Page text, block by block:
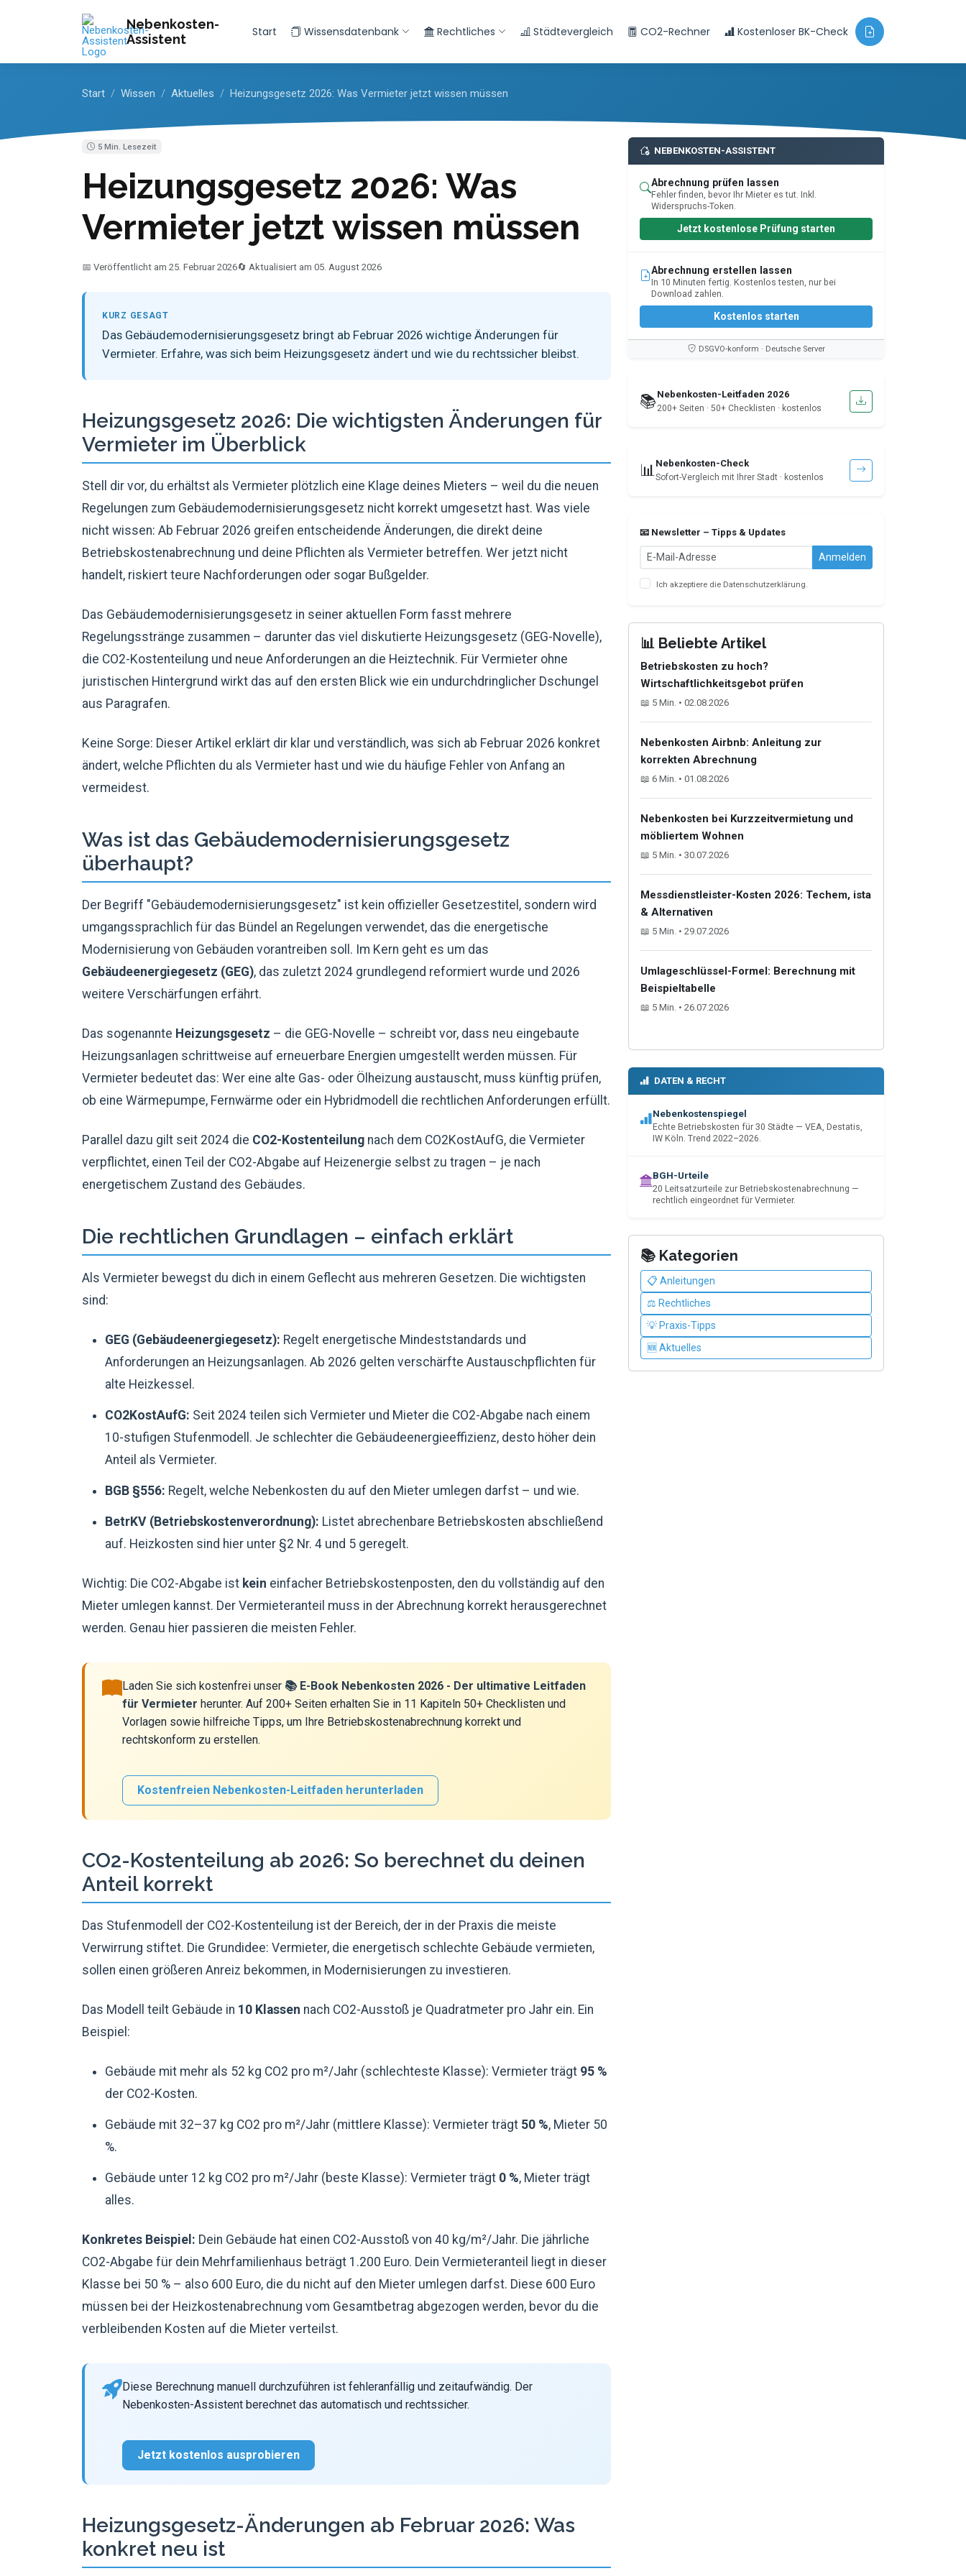
Nebenkosten-
Assistent
Start Wissensdatenbank Rechtliches Städtevergleich CO2-Rechner Kostenloser BK-Check
Start Wissen Aktuelles Heizungsgesetz 2026: Was Vermieter jetzt wissen müssen
5 Min. Lesezeit
Heizungsgesetz 2026: Was
Vermieter jetzt wissen müssen
📅 Veröffentlicht am 25. Februar 2026🔄 Aktualisiert am 05. August 2026
KURZ GESAGT
Das Gebäudemodernisierungsgesetz bringt ab Februar 2026 wichtige Änderungen für
Vermieter. Erfahre, was sich beim Heizungsgesetz ändert und wie du rechtssicher bleibst.
Heizungsgesetz 2026: Die wichtigsten Änderungen für
Vermieter im Überblick
Stell dir vor, du erhältst als Vermieter plötzlich eine Klage deines Mieters – weil du die neuen
Regelungen zum Gebäudemodernisierungsgesetz nicht korrekt umgesetzt hast. Was viele
nicht wissen: Ab Februar 2026 greifen entscheidende Änderungen, die direkt deine
Betriebskostenabrechnung und deine Pflichten als Vermieter betreffen. Wer jetzt nicht
handelt, riskiert teure Nachforderungen oder sogar Bußgelder.
Das Gebäudemodernisierungsgesetz in seiner aktuellen Form fasst mehrere
Regelungsstränge zusammen – darunter das viel diskutierte Heizungsgesetz (GEG-Novelle),
die CO2-Kostenteilung und neue Anforderungen an die Heiztechnik. Für Vermieter ohne
juristischen Hintergrund wirkt das auf den ersten Blick wie ein undurchdringlicher Dschungel
aus Paragrafen.
Keine Sorge: Dieser Artikel erklärt dir klar und verständlich, was sich ab Februar 2026 konkret
ändert, welche Pflichten du als Vermieter hast und wie du häufige Fehler von Anfang an
vermeidest.
Was ist das Gebäudemodernisierungsgesetz
überhaupt?
Der Begriff "Gebäudemodernisierungsgesetz" ist kein offizieller Gesetzestitel, sondern wird
umgangssprachlich für das Bündel an Regelungen verwendet, das die energetische
Modernisierung von Gebäuden vorantreiben soll. Im Kern geht es um das
Gebäudeenergiegesetz (GEG), das zuletzt 2024 grundlegend reformiert wurde und 2026
weitere Verschärfungen erfährt.
Das sogenannte Heizungsgesetz – die GEG-Novelle – schreibt vor, dass neu eingebaute
Heizungsanlagen schrittweise auf erneuerbare Energien umgestellt werden müssen. Für
Vermieter bedeutet das: Wer eine alte Gas- oder Ölheizung austauscht, muss künftig prüfen,
ob eine Wärmepumpe, Fernwärme oder ein Hybridmodell die rechtlichen Anforderungen erfüllt.
Parallel dazu gilt seit 2024 die CO2-Kostenteilung nach dem CO2KostAufG, die Vermieter
verpflichtet, einen Teil der CO2-Abgabe auf Heizenergie selbst zu tragen – je nach
energetischem Zustand des Gebäudes.
Die rechtlichen Grundlagen – einfach erklärt
Als Vermieter bewegst du dich in einem Geflecht aus mehreren Gesetzen. Die wichtigsten
sind:
GEG (Gebäudeenergiegesetz): Regelt energetische Mindeststandards und
Anforderungen an Heizungsanlagen. Ab 2026 gelten verschärfte Austauschpflichten für
alte Heizkessel.
CO2KostAufG: Seit 2024 teilen sich Vermieter und Mieter die CO2-Abgabe nach einem
10-stufigen Stufenmodell. Je schlechter die Gebäudeenergieeffizienz, desto höher dein
Anteil als Vermieter.
BGB §556: Regelt, welche Nebenkosten du auf den Mieter umlegen darfst – und wie.
BetrKV (Betriebskostenverordnung): Listet abrechenbare Betriebskosten abschließend
auf. Heizkosten sind hier unter §2 Nr. 4 und 5 geregelt.
Wichtig: Die CO2-Abgabe ist kein einfacher Betriebskostenposten, den du vollständig auf den
Mieter umlegen kannst. Der Vermieteranteil muss in der Abrechnung korrekt herausgerechnet
werden. Genau hier passieren die meisten Fehler.
Laden Sie sich kostenfrei unser 📚 E-Book Nebenkosten 2026 - Der ultimative Leitfaden
für Vermieter herunter. Auf 200+ Seiten erhalten Sie in 11 Kapiteln 50+ Checklisten und
Vorlagen sowie hilfreiche Tipps, um Ihre Betriebskostenabrechnung korrekt und
rechtskonform zu erstellen.
Kostenfreien Nebenkosten-Leitfaden herunterladen
CO2-Kostenteilung ab 2026: So berechnet du deinen
Anteil korrekt
Das Stufenmodell der CO2-Kostenteilung ist der Bereich, der in der Praxis die meiste
Verwirrung stiftet. Die Grundidee: Vermieter, die energetisch schlechte Gebäude vermieten,
sollen einen größeren Anreiz bekommen, in Modernisierungen zu investieren.
Das Modell teilt Gebäude in 10 Klassen nach CO2-Ausstoß je Quadratmeter pro Jahr ein. Ein
Beispiel:
Gebäude mit mehr als 52 kg CO2 pro m²/Jahr (schlechteste Klasse): Vermieter trägt 95 %
der CO2-Kosten.
Gebäude mit 32–37 kg CO2 pro m²/Jahr (mittlere Klasse): Vermieter trägt 50 %, Mieter 50
%.
Gebäude unter 12 kg CO2 pro m²/Jahr (beste Klasse): Vermieter trägt 0 %, Mieter trägt
alles.
Konkretes Beispiel: Dein Gebäude hat einen CO2-Ausstoß von 40 kg/m²/Jahr. Die jährliche
CO2-Abgabe für dein Mehrfamilienhaus beträgt 1.200 Euro. Dein Vermieteranteil liegt in dieser
Klasse bei 50 % – also 600 Euro, die du nicht auf den Mieter umlegen darfst. Diese 600 Euro
müssen bei der Heizkostenabrechnung vom Gesamtbetrag abgezogen werden, bevor du die
verbleibenden Kosten auf die Mieter verteilst.
Diese Berechnung manuell durchzuführen ist fehleranfällig und zeitaufwändig. Der
Nebenkosten-Assistent berechnet das automatisch und rechtssicher.
Jetzt kostenlos ausprobieren
Heizungsgesetz-Änderungen ab Februar 2026: Was
konkret neu ist
NEBENKOSTEN-ASSISTENT
Abrechnung prüfen lassen
Fehler finden, bevor Ihr Mieter es tut. Inkl.
Widerspruchs-Token.
Jetzt kostenlose Prüfung starten
Abrechnung erstellen lassen
In 10 Minuten fertig. Kostenlos testen, nur bei
Download zahlen.
Kostenlos starten
DSGVO-konform · Deutsche Server
📚 Nebenkosten-Leitfaden 2026
200+ Seiten · 50+ Checklisten · kostenlos
📊 Nebenkosten-Check
Sofort-Vergleich mit Ihrer Stadt · kostenlos
📧 Newsletter – Tipps & Updates
Anmelden
Ich akzeptiere die Datenschutzerklärung.
📊 Beliebte Artikel
Betriebskosten zu hoch?
Wirtschaftlichkeitsgebot prüfen
📖 5 Min. • 02.08.2026
Nebenkosten Airbnb: Anleitung zur
korrekten Abrechnung
📖 6 Min. • 01.08.2026
Nebenkosten bei Kurzzeitvermietung und
möbliertem Wohnen
📖 5 Min. • 30.07.2026
Messdienstleister-Kosten 2026: Techem, ista
& Alternativen
📖 5 Min. • 29.07.2026
Umlageschlüssel-Formel: Berechnung mit
Beispieltabelle
📖 5 Min. • 26.07.2026
DATEN & RECHT
Nebenkostenspiegel
Echte Betriebskosten für 30 Städte — VEA, Destatis,
IW Köln. Trend 2022–2026.
BGH-Urteile
20 Leitsatzurteile zur Betriebskostenabrechnung —
rechtlich eingeordnet für Vermieter.
📚 Kategorien
📋 Anleitungen
⚖️ Rechtliches
💡 Praxis-Tipps
🆕 Aktuelles